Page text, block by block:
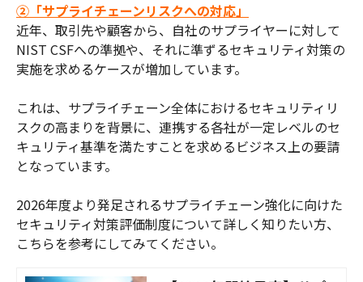
②「サプライチェーンリスクへの対応」
近年、取引先や顧客から、自社のサプライヤーに対して
NIST CSFへの準拠や、それに準ずるセキュリティ対策の
実施を求めるケースが増加しています。
これは、サプライチェーン全体におけるセキュリティリ
スクの高まりを背景に、連携する各社が一定レベルのセ
キュリティ基準を満たすことを求めるビジネス上の要請
となっています。
2026年度より発足されるサプライチェーン強化に向けた
セキュリティ対策評価制度について詳しく知りたい方、
こちらを参考にしてみてください。